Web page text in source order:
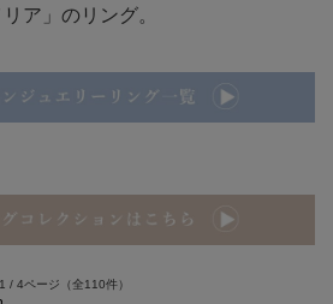
ア」のリング。
1 / 4ページ （全110件）